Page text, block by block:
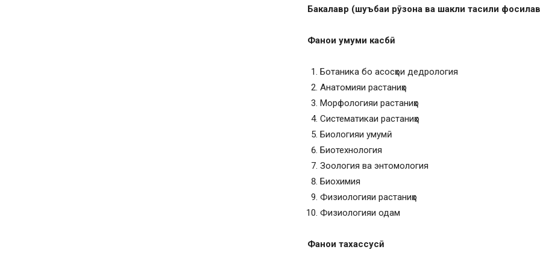
Бакалавр (шуъбаи рӯзона ва шакли тасили фосилав
Фанои умуми касбӣ
Ботаника бо асосҳои дедрология
Анатомияи растаниҳо
Морфологияи растаниҳо
Систематикаи растаниҳо
Биологияи умумӣ
Биотехнология
Зоология ва энтомология
Биохимия
Физиологияи растаниҳо
Физиологияи одам
Фанои тахассусӣ